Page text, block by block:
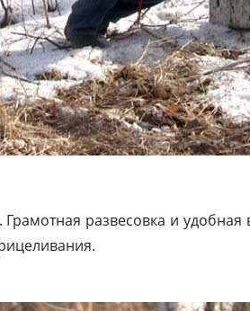
Грамотная развесовка и